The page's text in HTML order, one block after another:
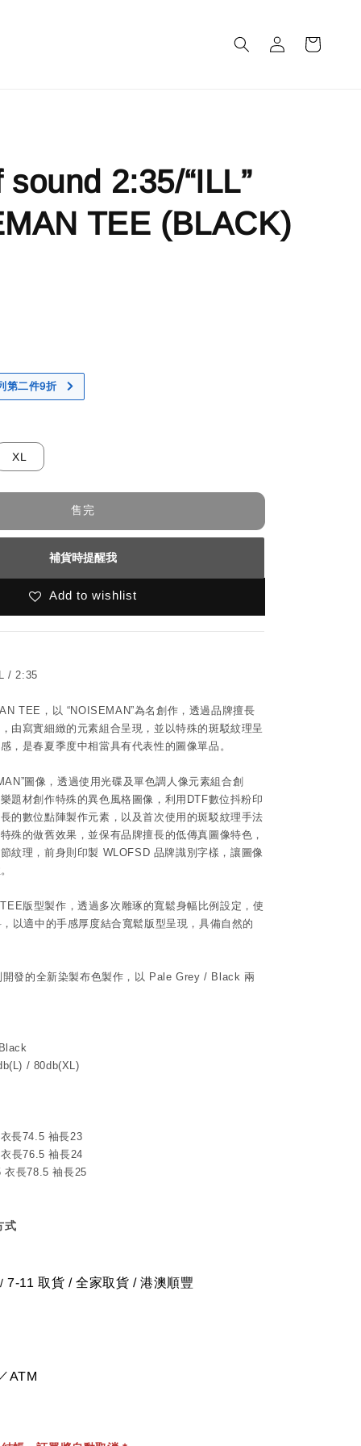
2:35/“ILL”
TEE (BLACK)
第二件9折
XL
售完
補貨時提醒我
Add to wishlist
/ 2:35
TEE，以 “NOISEMAN”為名創作，透過品牌擅長
由寫實細緻的元素組合呈現，並以特殊的斑駁紋理呈
，是春夏季度中相當具有代表性的圖像單品。
圖像，透過使用光碟及單色調人像元素組合創
題材創作特殊的異色風格圖像，利用DTF數位抖粉印
的數位點陣製作元素，以及首次使用的斑駁紋理手法
殊的做舊效果，並保有品牌擅長的低傳真圖像特色，
紋理，前身則印製 WLOFSD 品牌識別字樣，讓圖像
版型製作，透過多次雕琢的寬鬆身幅比例設定，使
以適中的手感厚度結合寬鬆版型呈現，具備自然的
開發的全新染製布色製作，以 Pale Grey / Black 兩
/ 80db(XL)
長74.5 袖長23
長76.5 袖長24
衣長78.5 袖長25
式
/ 7-11 取貨 /全家取貨 / 港澳順豐
ATM